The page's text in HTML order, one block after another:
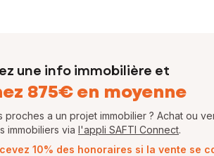
une info immobilière et
875€ en moyenne
proches a un projet immobilier ? Achat ou
immobiliers via l'appli SAFTI Connect.
10% des honoraires si la vente se